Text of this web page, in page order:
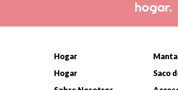
hogar.
Hogar
Hogar